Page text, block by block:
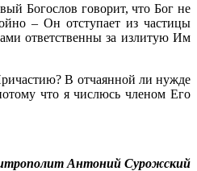
Богослов говорит, что Бог не
– Он отступает из частицы
ответственны за излитую Им
В отчаянной ли нужде
что я числюсь членом Его
Антоний Сурожский